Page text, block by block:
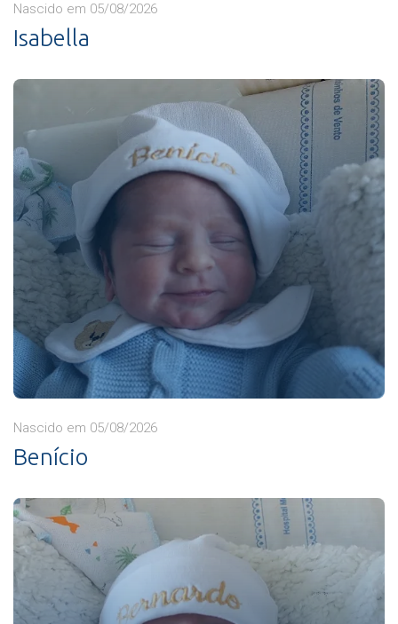
Nascido em 05/08/2026
Isabella
Nascido em 05/08/2026
Benício